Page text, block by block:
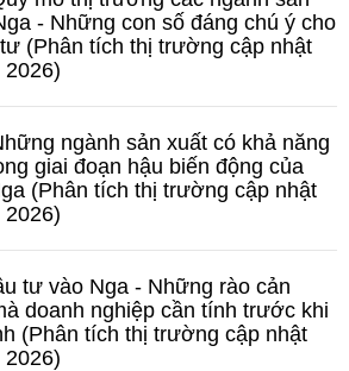
- Những con số đáng chú ý cho
(Phân tích thị trường cập nhật
2026)
ngành sản xuất có khả năng
giai đoạn hậu biến động của
(Phân tích thị trường cập nhật
2026)
tư vào Nga - Những rào cản
doanh nghiệp cần tính trước khi
(Phân tích thị trường cập nhật
2026)